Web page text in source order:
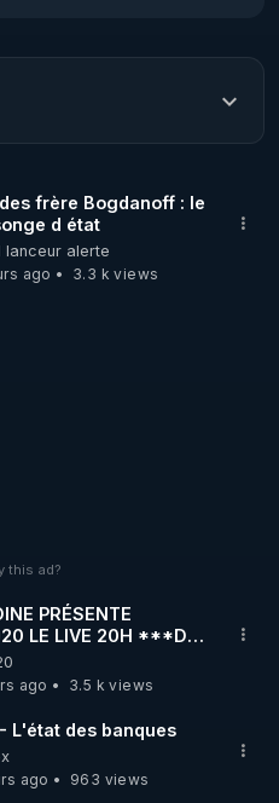
que vous avez
rdlr_thierrycasasnovas/
frère Bogdanoff : le
d état
lanceur alerte
ago
3.3 k views
this ad?
PRÉSENTE
LE LIVE 20H ***DU
2026***
ago
3.5 k views
L'état des banques
ago
963 views